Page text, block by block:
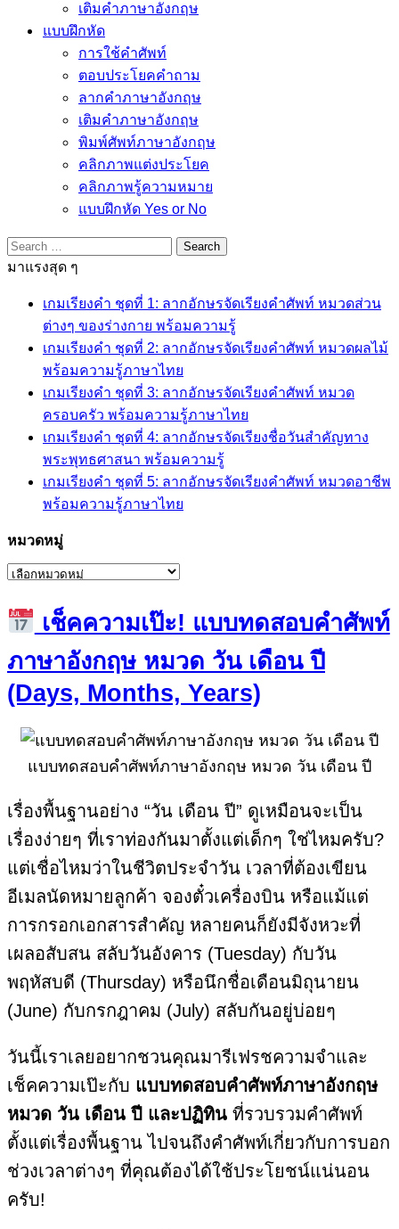
เติมคำภาษาอังกฤษ
แบบฝึกหัด
การใช้คำศัพท์
ตอบประโยคคำถาม
ลากคำภาษาอังกฤษ
เติมคำภาษาอังกฤษ
พิมพ์ศัพท์ภาษาอังกฤษ
คลิกภาพแต่งประโยค
คลิกภาพรู้ความหมาย
แบบฝึกหัด Yes or No
Search
for:
มาแรงสุด ๆ
เกมเรียงคำ ชุดที่ 1: ลากอักษรจัดเรียงคำศัพท์ หมวดส่วน
ต่างๆ ของร่างกาย พร้อมความรู้
เกมเรียงคำ ชุดที่ 2: ลากอักษรจัดเรียงคำศัพท์ หมวดผลไม้
พร้อมความรู้ภาษาไทย
เกมเรียงคำ ชุดที่ 3: ลากอักษรจัดเรียงคำศัพท์ หมวด
ครอบครัว พร้อมความรู้ภาษาไทย
เกมเรียงคำ ชุดที่ 4: ลากอักษรจัดเรียงชื่อวันสำคัญทาง
พระพุทธศาสนา พร้อมความรู้
เกมเรียงคำ ชุดที่ 5: ลากอักษรจัดเรียงคำศัพท์ หมวดอาชีพ
พร้อมความรู้ภาษาไทย
หมวดหมู่
หมวด
เช็คความเป๊ะ! แบบทดสอบคำศัพท์
ภาษาอังกฤษ หมวด วัน เดือน ปี
(Days, Months, Years)
แบบทดสอบคำศัพท์ภาษาอังกฤษ หมวด วัน เดือน ปี
เรื่องพื้นฐานอย่าง “วัน เดือน ปี” ดูเหมือนจะเป็น
เรื่องง่ายๆ ที่เราท่องกันมาตั้งแต่เด็กๆ ใช่ไหมครับ?
แต่เชื่อไหมว่าในชีวิตประจำวัน เวลาที่ต้องเขียน
อีเมลนัดหมายลูกค้า จองตั๋วเครื่องบิน หรือแม้แต่
การกรอกเอกสารสำคัญ หลายคนก็ยังมีจังหวะที่
เผลอสับสน สลับวันอังคาร (Tuesday) กับวัน
พฤหัสบดี (Thursday) หรือนึกชื่อเดือนมิถุนายน
(June) กับกรกฎาคม (July) สลับกันอยู่บ่อยๆ
วันนี้เราเลยอยากชวนคุณมารีเฟรชความจำและ
เช็คความเป๊ะกับ แบบทดสอบคำศัพท์ภาษาอังกฤษ
หมวด วัน เดือน ปี และปฏิทิน ที่รวบรวมคำศัพท์
ตั้งแต่เรื่องพื้นฐาน ไปจนถึงคำศัพท์เกี่ยวกับการบอก
ช่วงเวลาต่างๆ ที่คุณต้องได้ใช้ประโยชน์แน่นอน
ครับ!